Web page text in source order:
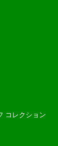
コレクション